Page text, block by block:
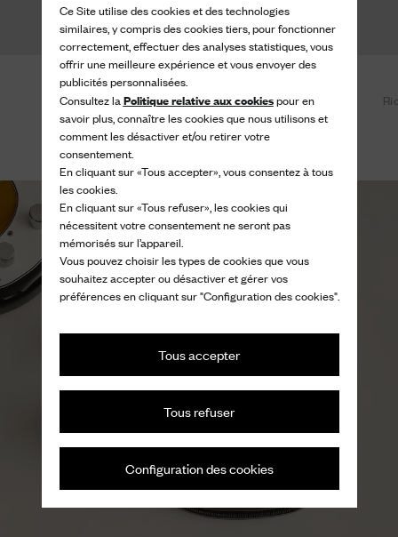
Ce Site utilise des cookies et des technologies
similaires, y compris des cookies tiers, pour fonctionner
correctement, effectuer des analyses statistiques, vous
offrir une meilleure expérience et vous envoyer des
publicités personnalisées.
Consultez laPolitique relative aux cookiespour en
savoir plus, connaître les cookies que nous utilisons et
comment les désactiver et/ou retirer votre
consentement.
En cliquant sur «Tous accepter», vous consentez à tous
les cookies.
En cliquant sur «Tous refuser», les cookies qui
nécessitent votre consentement ne seront pas
mémorisés sur l’appareil.
Vous pouvez choisir les types de cookies que vous
souhaitez accepter ou désactiver et gérer vos
préférences en cliquant sur "Configuration des cookies".
Tous accepter
Tous refuser
Configuration des cookies
Shannon Wr
Derby en cuir glacé
950 €